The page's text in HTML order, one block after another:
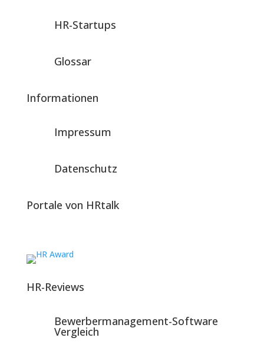
HR-Startups
Glossar
Informationen
Impressum
Datenschutz
Portale von HRtalk
HR-Reviews
Bewerbermanagement-Software
Vergleich